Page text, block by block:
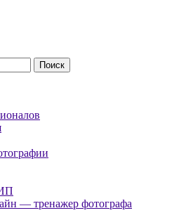
— тренажер фотографа